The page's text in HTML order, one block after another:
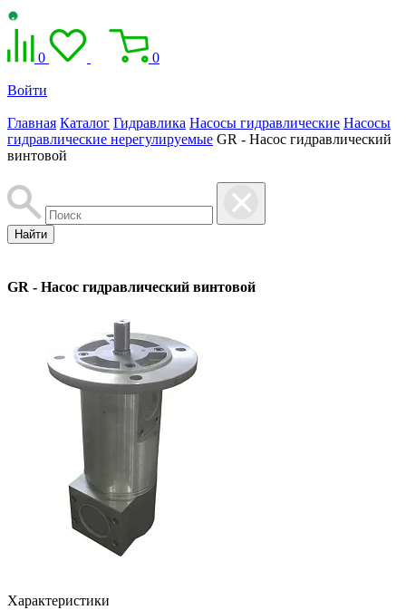
0 0
Войти
Главная Каталог Гидравлика Насосы гидравлические Насосы
гидравлические нерегулируемые GR - Насос гидравлический
винтовой
Найти
GR - Насос гидравлический винтовой
Характеристики